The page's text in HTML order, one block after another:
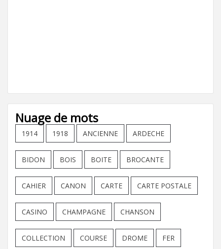
Nuage de mots
1914 1918 ANCIENNE ARDECHE
BIDON BOIS BOITE BROCANTE
CAHIER CANON CARTE CARTE POSTALE
CASINO CHAMPAGNE CHANSON
COLLECTION COURSE DROME FER